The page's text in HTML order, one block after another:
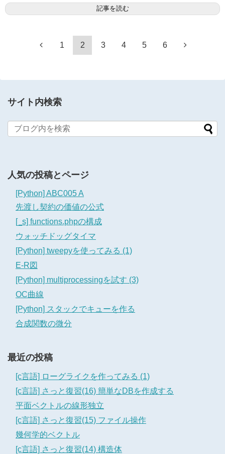
記事を読む
1 2 3 4 5 6
サイト内検索
人気の投稿とページ
[Python] ABC005 A
先渡し契約の価値の公式
[_s] functions.phpの構成
ウォッチドッグタイマ
[Python] tweepyを使ってみる (1)
E-R図
[Python] multiprocessingを試す (3)
OC曲線
[Python] スタックでキューを作る
合成関数の微分
最近の投稿
[c言語] ローグライクを作ってみる (1)
[c言語] さっと復習(16) 簡単なDBを作成する
平面ベクトルの線形独立
[c言語] さっと復習(15) ファイル操作
幾何学的ベクトル
[c言語] さっと復習(14) 構造体